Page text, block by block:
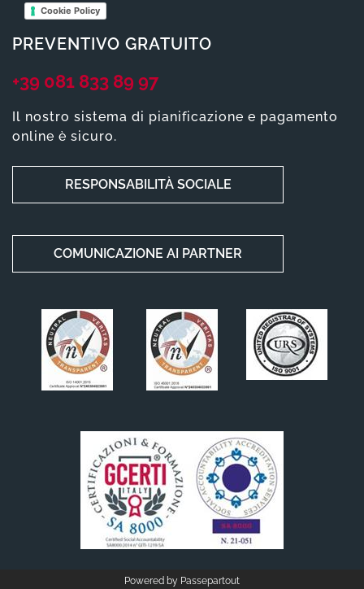
Cookie Policy
PREVENTIVO GRATUITO
+39 081 833 89 97
Il nostro sistema di pianificazione e pagamento
online è sicuro.
RESPONSABILITÀ SOCIALE
COMUNICAZIONE AI PARTNER
Powered by Passepartout